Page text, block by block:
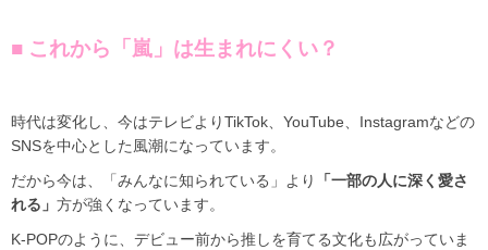
■ これから「嵐」は生まれにくい？
時代は変化し、今はテレビよりTikTok、YouTube、Instagramなどの
SNSを中心とした風潮になっています。
だから今は、「みんなに知られている」より
「一部の人に深く愛さ
れる」 方が強くなっています。
K-POPのように、デビュー前から推しを育てる文化も広がっていま